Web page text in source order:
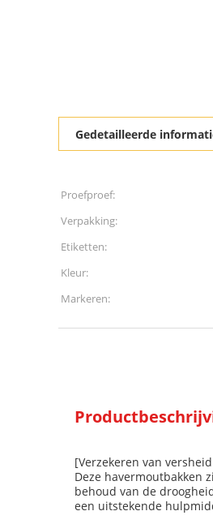
Gedetailleerde
Proefproef:
Verpakking:
Etiketten:
Kleur:
Markeren:
[Verzekeren van
Deze havermoutbakken
behoud van de
een uitstekende